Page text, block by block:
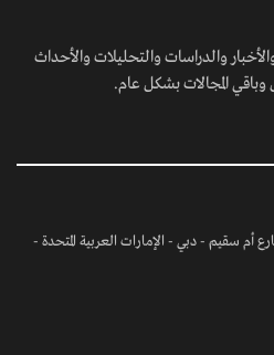
والدراسات والتحليلات والأحداث
المجالات بشكل عام.
أم سقيم - دبي - الإمارات العربية المتحدة -